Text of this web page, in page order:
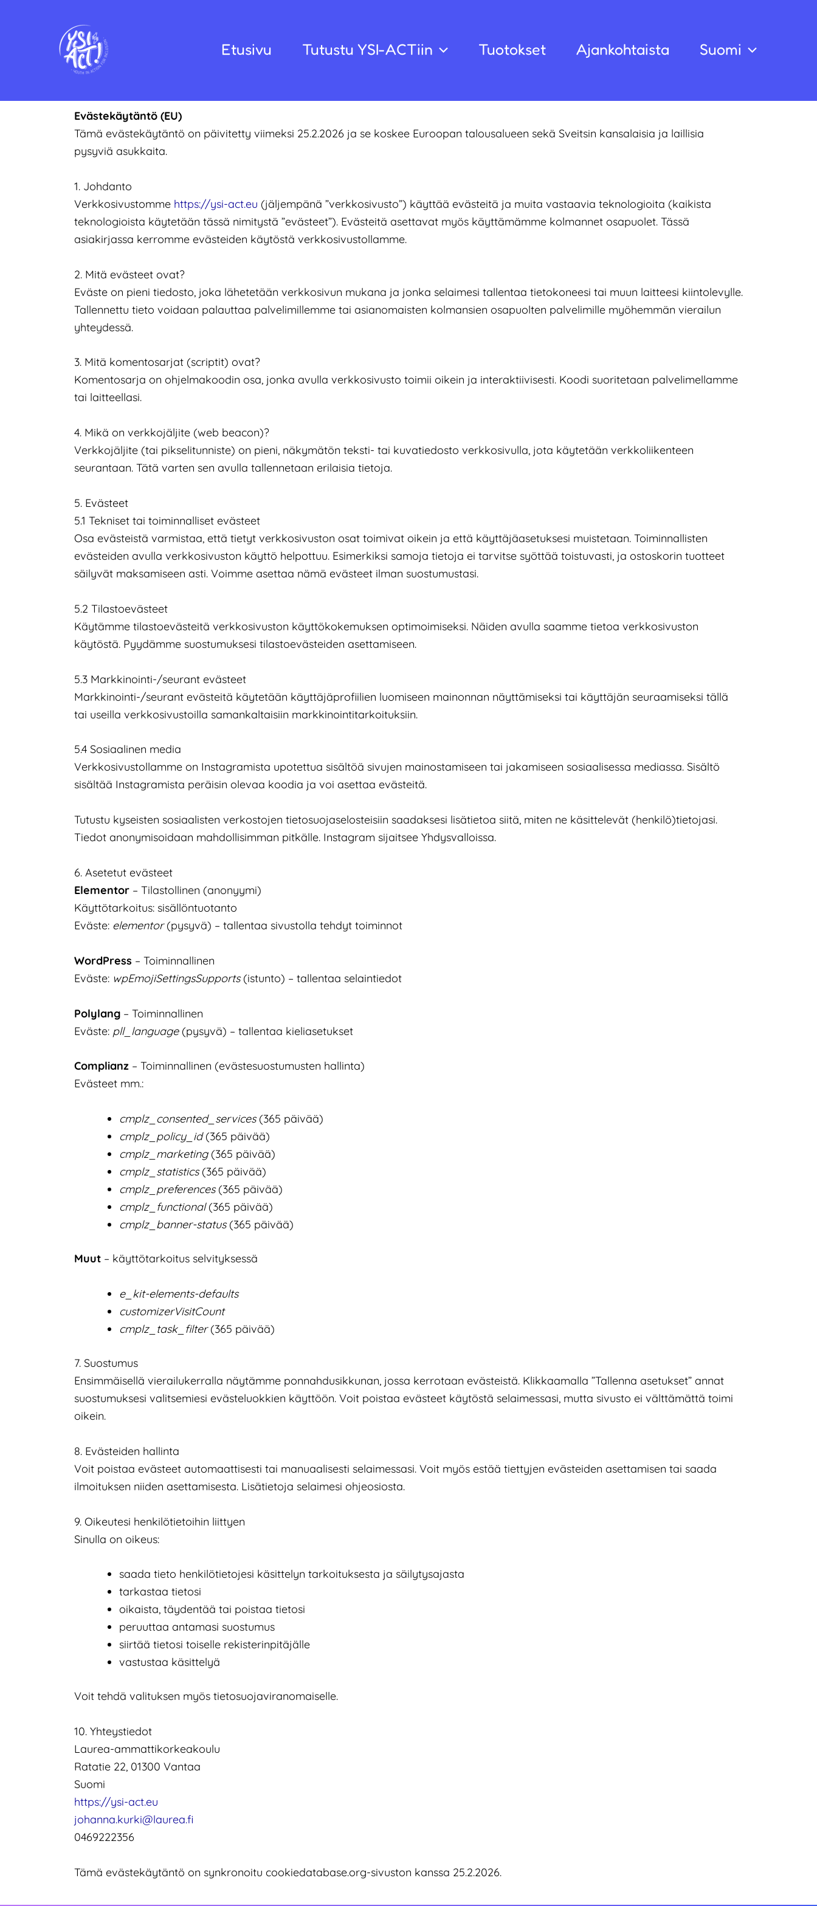
Etusivu Tutustu YSI-ACTiin Tuotokset Ajankohtaista Suomi
Evästekäytäntö (EU)
Tämä evästekäytäntö on päivitetty viimeksi 25.2.2026 ja se koskee Euroopan talousalueen sekä Sveitsin kansalaisia ja laillisia
pysyviä asukkaita.
1. Johdanto
Verkkosivustomme https://ysi-act.eu (jäljempänä ”verkkosivusto”) käyttää evästeitä ja muita vastaavia teknologioita (kaikista
teknologioista käytetään tässä nimitystä ”evästeet”). Evästeitä asettavat myös käyttämämme kolmannet osapuolet. Tässä
asiakirjassa kerromme evästeiden käytöstä verkkosivustollamme.
2. Mitä evästeet ovat?
Eväste on pieni tiedosto, joka lähetetään verkkosivun mukana ja jonka selaimesi tallentaa tietokoneesi tai muun laitteesi kiintolevylle.
Tallennettu tieto voidaan palauttaa palvelimillemme tai asianomaisten kolmansien osapuolten palvelimille myöhemmän vierailun
yhteydessä.
3. Mitä komentosarjat (scriptit) ovat?
Komentosarja on ohjelmakoodin osa, jonka avulla verkkosivusto toimii oikein ja interaktiivisesti. Koodi suoritetaan palvelimellamme
tai laitteellasi.
4. Mikä on verkkojäljite (web beacon)?
Verkkojäljite (tai pikselitunniste) on pieni, näkymätön teksti- tai kuvatiedosto verkkosivulla, jota käytetään verkkoliikenteen
seurantaan. Tätä varten sen avulla tallennetaan erilaisia tietoja.
5. Evästeet
5.1 Tekniset tai toiminnalliset evästeet
Osa evästeistä varmistaa, että tietyt verkkosivuston osat toimivat oikein ja että käyttäjäasetuksesi muistetaan. Toiminnallisten
evästeiden avulla verkkosivuston käyttö helpottuu. Esimerkiksi samoja tietoja ei tarvitse syöttää toistuvasti, ja ostoskorin tuotteet
säilyvät maksamiseen asti. Voimme asettaa nämä evästeet ilman suostumustasi.
5.2 Tilastoevästeet
Käytämme tilastoevästeitä verkkosivuston käyttökokemuksen optimoimiseksi. Näiden avulla saamme tietoa verkkosivuston
käytöstä. Pyydämme suostumuksesi tilastoevästeiden asettamiseen.
5.3 Markkinointi-/seurant evästeet
Markkinointi-/seurant evästeitä käytetään käyttäjäprofiilien luomiseen mainonnan näyttämiseksi tai käyttäjän seuraamiseksi tällä
tai useilla verkkosivustoilla samankaltaisiin markkinointitarkoituksiin.
5.4 Sosiaalinen media
Verkkosivustollamme on Instagramista upotettua sisältöä sivujen mainostamiseen tai jakamiseen sosiaalisessa mediassa. Sisältö
sisältää Instagramista peräisin olevaa koodia ja voi asettaa evästeitä.
Tutustu kyseisten sosiaalisten verkostojen tietosuojaselosteisiin saadaksesi lisätietoa siitä, miten ne käsittelevät (henkilö)tietojasi.
Tiedot anonymisoidaan mahdollisimman pitkälle. Instagram sijaitsee Yhdysvalloissa.
6. Asetetut evästeet
Elementor – Tilastollinen (anonyymi)
Käyttötarkoitus: sisällöntuotanto
Eväste: elementor(pysyvä) – tallentaa sivustolla tehdyt toiminnot
WordPress – Toiminnallinen
Eväste: wpEmojiSettingsSupports(istunto) – tallentaa selaintiedot
Polylang – Toiminnallinen
Eväste: pll_language(pysyvä) – tallentaa kieliasetukset
Complianz – Toiminnallinen (evästesuostumusten hallinta)
Evästeet mm.:
cmplz_consented_services(365 päivää)
cmplz_policy_id(365 päivää)
cmplz_marketing(365 päivää)
cmplz_statistics(365 päivää)
cmplz_preferences(365 päivää)
cmplz_functional(365 päivää)
cmplz_banner-status(365 päivää)
Muut – käyttötarkoitus selvityksessä
e_kit-elements-defaults
customizerVisitCount
cmplz_task_filter(365 päivää)
7. Suostumus
Ensimmäisellä vierailukerralla näytämme ponnahdusikkunan, jossa kerrotaan evästeistä. Klikkaamalla ”Tallenna asetukset” annat
suostumuksesi valitsemiesi evästeluokkien käyttöön. Voit poistaa evästeet käytöstä selaimessasi, mutta sivusto ei välttämättä toimi
oikein.
8. Evästeiden hallinta
Voit poistaa evästeet automaattisesti tai manuaalisesti selaimessasi. Voit myös estää tiettyjen evästeiden asettamisen tai saada
ilmoituksen niiden asettamisesta. Lisätietoja selaimesi ohjeosiosta.
9. Oikeutesi henkilötietoihin liittyen
Sinulla on oikeus:
saada tieto henkilötietojesi käsittelyn tarkoituksesta ja säilytysajasta
tarkastaa tietosi
oikaista, täydentää tai poistaa tietosi
peruuttaa antamasi suostumus
siirtää tietosi toiselle rekisterinpitäjälle
vastustaa käsittelyä
Voit tehdä valituksen myös tietosuojaviranomaiselle.
10. Yhteystiedot
Laurea-ammattikorkeakoulu
Ratatie 22, 01300 Vantaa
Suomi
https://ysi-act.eu
johanna.kurki@laurea.fi
0469222356
Tämä evästekäytäntö on synkronoitu cookiedatabase.org-sivuston kanssa 25.2.2026.